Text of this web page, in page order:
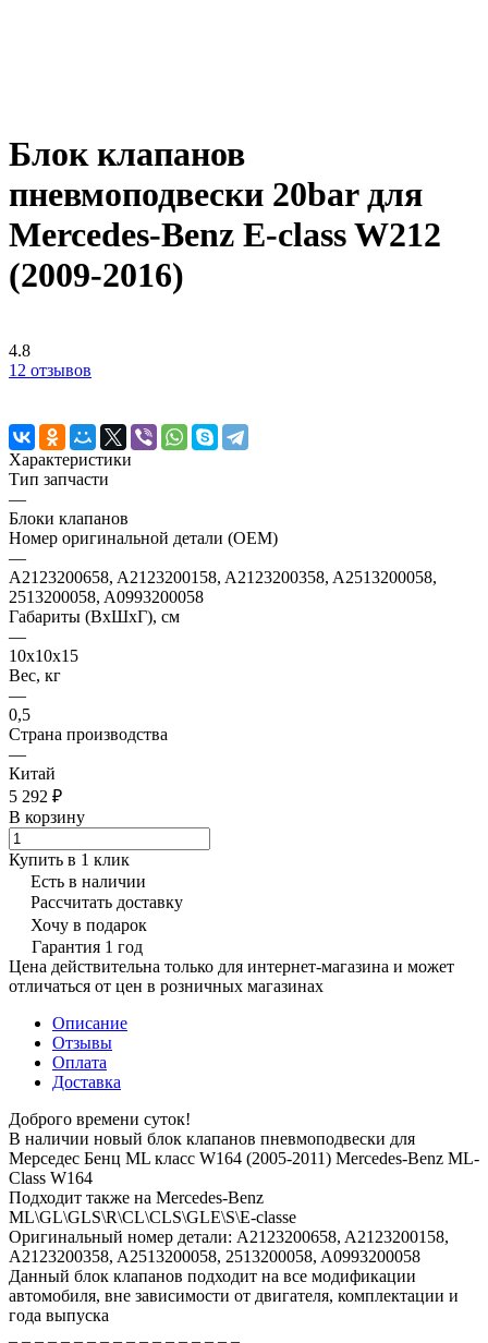
Блок клапанов
пневмоподвески 20bar для
Mercedes-Benz E-class W212
(2009-2016)
4.8
12 отзывов
Характеристики
Тип запчасти
—
Блоки клапанов
Номер оригинальной детали (OEM)
—
A2123200658, A2123200158, A2123200358, A2513200058,
2513200058, A0993200058
Габариты (ВхШхГ), см
—
10х10х15
Вес, кг
—
0,5
Страна производства
—
Китай
5 292 ₽
В корзину
Купить в 1 клик
Есть в наличии
Рассчитать доставку
Хочу в подарок
Гарантия 1 год
Цена действительна только для интернет-магазина и может
отличаться от цен в розничных магазинах
Описание
Отзывы
Оплата
Доставка
Доброго времени суток!
В наличии новый блок клапанов пневмоподвески для
Мерседес Бенц ML класс W164 (2005-2011) Mercedes-Benz ML-
Class W164
Подходит также на Mercedes-Benz
ML\GL\GLS\R\CL\CLS\GLE\S\E-classe
Оригинальный номер детали: A2123200658, A2123200158,
A2123200358, A2513200058, 2513200058, A0993200058
Данный блок клапанов подходит на все модификации
автомобиля, вне зависимости от двигателя, комплектации и
года выпуска